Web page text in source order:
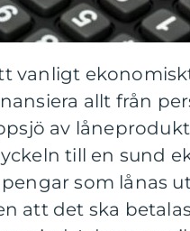
vanligt
allt från
av
till en sund
som lånas
att det ska